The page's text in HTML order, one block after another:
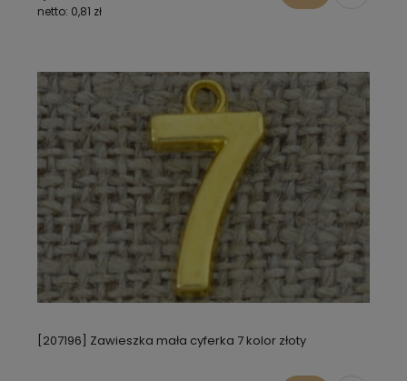
0,81 zł
[207196] Zawieszka mała cyferka 7 kolor złoty